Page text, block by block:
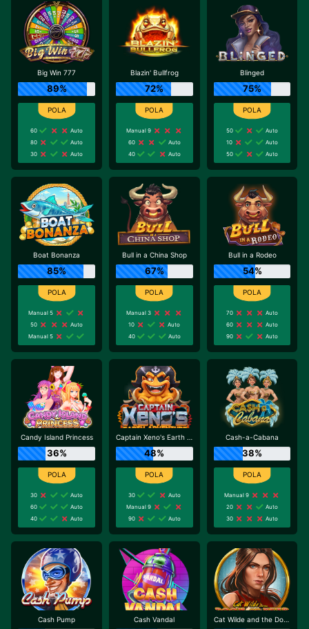
Big Win 777
89%
60
Auto
80
Auto
30
Auto
Blazin' Bullfrog
72%
Manual 9
60
Auto
40
Auto
Blinged
75%
50
Auto
10
Auto
50
Auto
Boat Bonanza
85%
Manual 5
50
Auto
Manual 5
Bull in a China Shop
67%
Manual 3
10
Auto
40
Auto
Bull in a Rodeo
54%
70
Auto
60
Auto
90
Auto
Candy Island Princess
36%
30
Auto
60
Auto
40
Auto
Captain Xeno's Earth Adventure
48%
30
Auto
Manual 9
90
Auto
Cash-a-Cabana
38%
Manual 9
20
Auto
30
Auto
Cash Pump Cash Vandal Cat Wilde and the Doom of Dead